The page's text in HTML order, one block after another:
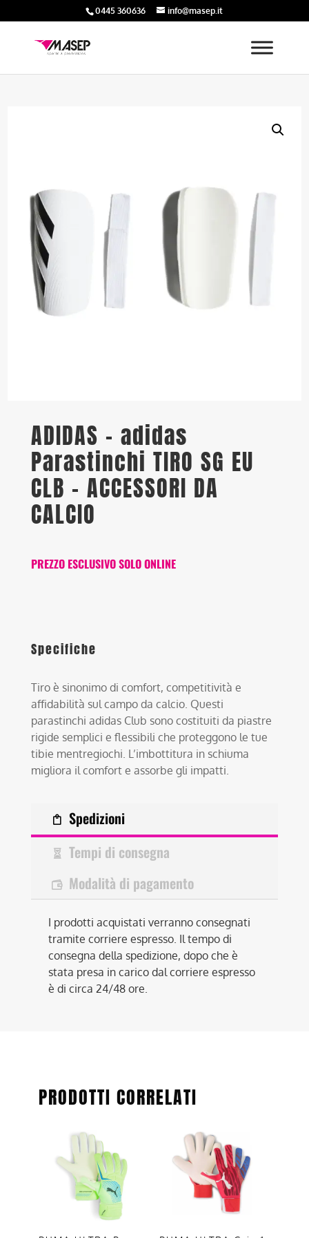
0445 360636 info@masep.it
ADIDAS – adidas
Parastinchi TIRO SG EU
CLB – ACCESSORI DA
CALCIO
PREZZO ESCLUSIVO SOLO ONLINE
Specifiche
Tiro è sinonimo di comfort, competitività e
affidabilità sul campo da calcio. Questi
parastinchi adidas Club sono costituiti da piastre
rigide semplici e flessibili che proteggono le tue
tibie mentregiochi. L’imbottitura in schiuma
migliora il comfort e assorbe gli impatti.
Spedizioni
Tempi di consegna
Modalità di pagamento
I prodotti acquistati verranno consegnati
tramite corriere espresso. Il tempo di
consegna della spedizione, dopo che è
stata presa in carico dal corriere espresso
è di circa 24/48 ore.
PRODOTTI CORRELATI
prodotto
varianti.
opzioni
prodotto
varianti.
opzioni